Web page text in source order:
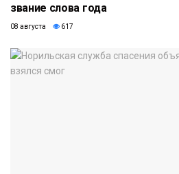
звание слова года
08 августа 617